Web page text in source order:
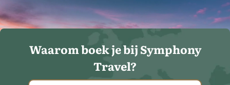
Waarom boek je bij Symphony
Travel?